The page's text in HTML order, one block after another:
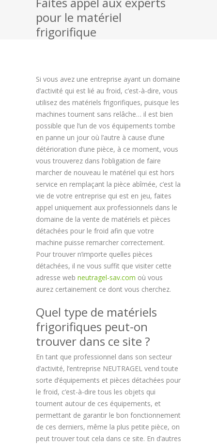
Fromage
Dessert
Chocolat
Pâtisserie
Toutes nos recettes
pour le matériel
frigorifique
Si vous avez une entreprise ayant un domaine
d’activité qui est lié au froid, c’est-à-dire, vous
utilisez des matériels frigorifiques, puisque les
machines tournent sans relâche… il est bien
possible que l’un de vos équipements tombe
en panne un jour où l’autre à cause d’une
détérioration d’une pièce, à ce moment, vous
vous trouverez dans l’obligation de faire
marcher de nouveau le matériel qui est hors
service en remplaçant la pièce abîmée, c’est la
vie de votre entreprise qui est en jeu, faites
appel uniquement aux professionnels dans le
domaine de la vente de matériels et pièces
détachées pour le froid afin que votre
machine puisse remarcher correctement.
Pour trouver n’importe quelles pièces
détachées, il ne vous suffit que visiter cette
adresse web neutragel-sav.com où vous
aurez certainement ce dont vous cherchez.
Quel type de matériels
frigorifiques peut-on
trouver dans ce site ?
En tant que professionnel dans son secteur
d’activité, l’entreprise NEUTRAGEL vend toute
sorte d’équipements et pièces détachées pour
le froid, c’est-à-dire tous les objets qui
tournent autour de ces équipements, et
permettant de garantir le bon fonctionnement
de ces derniers, même la plus petite pièce, on
peut trouver tout cela dans ce site. En d’autres